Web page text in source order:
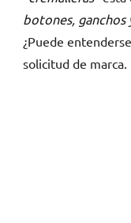
botones, ganchos
¿Puede
solicitud de